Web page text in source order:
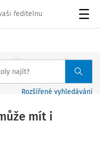
ředitelnu
Rozšířené vyhledávání
mít i